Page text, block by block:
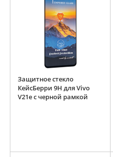
Защитное стекло
КейсБерри 9H для Vivo
V21e с черной рамкой